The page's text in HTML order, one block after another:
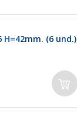
H=42mm. (6 und.)